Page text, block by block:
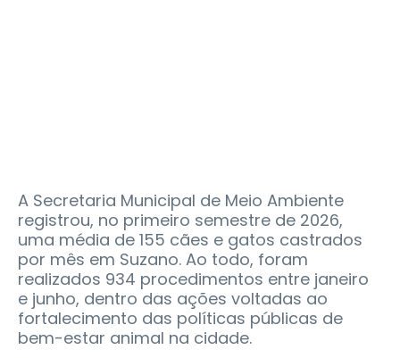
A Secretaria Municipal de Meio Ambiente
registrou, no primeiro semestre de 2026,
uma média de 155 cães e gatos castrados
por mês em Suzano. Ao todo, foram
realizados 934 procedimentos entre janeiro
e junho, dentro das ações voltadas ao
fortalecimento das políticas públicas de
bem-estar animal na cidade.